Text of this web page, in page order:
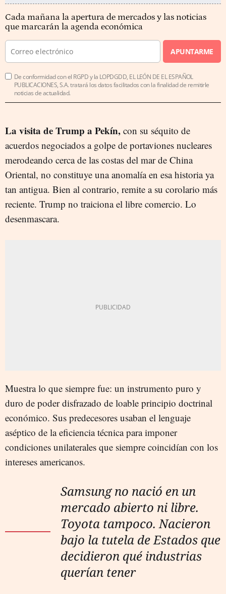
Cada mañana la apertura de mercados y las noticias
que marcarán la agenda económica
APUNTARME
De conformidad con el RGPD y la LOPDGDD, EL LEÓN DE EL ESPAÑOL
PUBLICACIONES, S.A. tratará los datos facilitados con la finalidad de remitirle
noticias de actualidad.
La visita de Trump a Pekín, con su séquito de
acuerdos negociados a golpe de portaviones nucleares
merodeando cerca de las costas del mar de China
Oriental, no constituye una anomalía en esa historia ya
tan antigua. Bien al contrario, remite a su corolario más
reciente. Trump no traiciona el libre comercio. Lo
desenmascara.
Muestra lo que siempre fue: un instrumento puro y
duro de poder disfrazado de loable principio doctrinal
económico. Sus predecesores usaban el lenguaje
aséptico de la eficiencia técnica para imponer
condiciones unilaterales que siempre coincidían con los
intereses americanos.
Samsung no nació en un
mercado abierto ni libre.
Toyota tampoco. Nacieron
bajo la tutela de Estados que
decidieron qué industrias
querían tener